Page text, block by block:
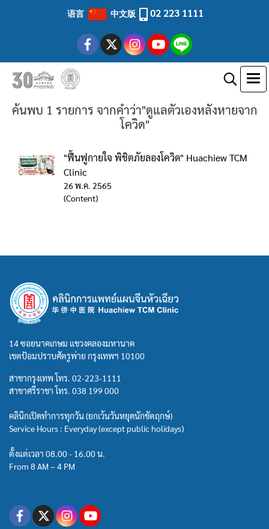
语言 中文版 02 223 1111
ค้นพบ 1 รายการ จากคำว่า"ดูแลตัวเองหลังหายจาก
โควิด"
"ฟื้นฟูกายใจ พิชิตภัยลองโควิด" Huachiew TCM
Clinic
26 พ.ค. 2565
(Content)
14 ซอยนาคเกษม แขวงคลองมหานาค
เขตป้อมปราบศัตรูพ่าย กรุงเทพฯ 10100
สาขากรุงเทพ โทร. 02-223-1111
สาขาศรีราชา โทร. 038 199 000
คลินิกเปิดทำการทุกวัน (ยกเว้นวันหยุดนักขัตฤกษ์)
Service Hours : Everyday (except public holidays)
ตั้งแต่เวลา 08.00 - 16.00 น.
From 8 AM – 4 PM